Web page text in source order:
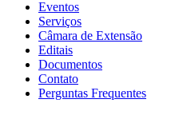
Eventos
Serviços
Câmara de Extensão
Editais
Documentos
Contato
Perguntas Frequentes